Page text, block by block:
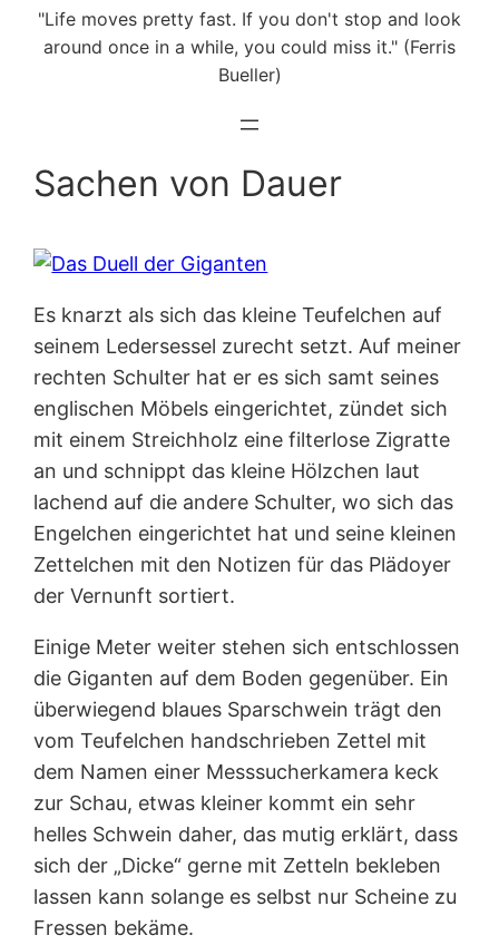
"Life moves pretty fast. If you don't stop and look
around once in a while, you could miss it." (Ferris
Bueller)
Sachen von Dauer
Es knarzt als sich das kleine Teufelchen auf
seinem Ledersessel zurecht setzt. Auf meiner
rechten Schulter hat er es sich samt seines
englischen Möbels eingerichtet, zündet sich
mit einem Streichholz eine filterlose Zigratte
an und schnippt das kleine Hölzchen laut
lachend auf die andere Schulter, wo sich das
Engelchen eingerichtet hat und seine kleinen
Zettelchen mit den Notizen für das Plädoyer
der Vernunft sortiert.
Einige Meter weiter stehen sich entschlossen
die Giganten auf dem Boden gegenüber. Ein
überwiegend blaues Sparschwein trägt den
vom Teufelchen handschrieben Zettel mit
dem Namen einer Messsucherkamera keck
zur Schau, etwas kleiner kommt ein sehr
helles Schwein daher, das mutig erklärt, dass
sich der „Dicke“ gerne mit Zetteln bekleben
lassen kann solange es selbst nur Scheine zu
Fressen bekäme.